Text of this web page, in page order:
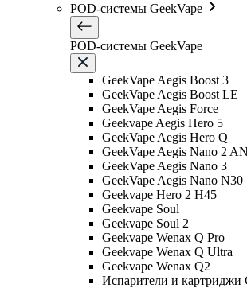
POD-системы GeekVape
POD-системы GeekVape
GeekVape Aegis Boost 3
GeekVape Aegis Boost LE
GeekVape Aegis Force
Geekvape Aegis Hero 5
GeekVape Aegis Hero Q
GeekVape Aegis Nano 2
GeekVape Aegis Nano 3
GeekVape Aegis Nano N30
Geekvape Hero 2 H45
Geekvape Soul
Geekvape Soul 2
Geekvape Wenax Q Pro
Geekvape Wenax Q Ultra
Geekvape Wenax Q2
Испарители и картриджи